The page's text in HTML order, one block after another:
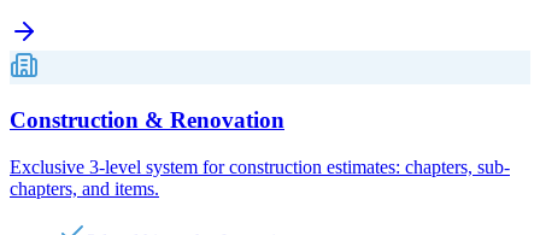
Construction & Renovation
Exclusive 3-level system for construction estimates: chapters, sub-
chapters, and items.